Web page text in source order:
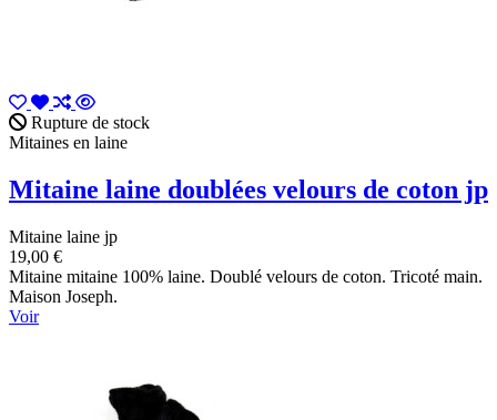
Rupture de stock
Mitaines en laine
Mitaine laine doublées velours de coton jp
Mitaine laine jp
19,00 €
Mitaine mitaine 100% laine. Doublé velours de coton. Tricoté main.
Maison Joseph.
Voir